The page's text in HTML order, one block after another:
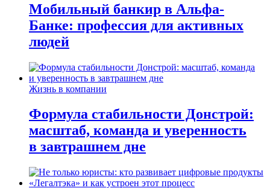
Мобильный банкир в Альфа-
Банке: профессия для активных
людей
Жизнь в компании
Формула стабильности Донстрой:
масштаб, команда и уверенность
в завтрашнем дне